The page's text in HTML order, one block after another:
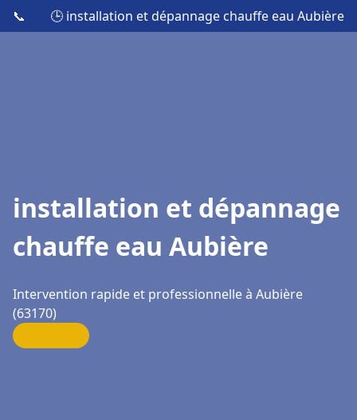
📞 🕒 installation et dépannage chauffe eau Aubière
installation et dépannage
chauffe eau Aubière
Intervention rapide et professionnelle à Aubière
(63170)